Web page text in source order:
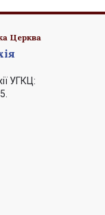
Церква
УГКЦ: